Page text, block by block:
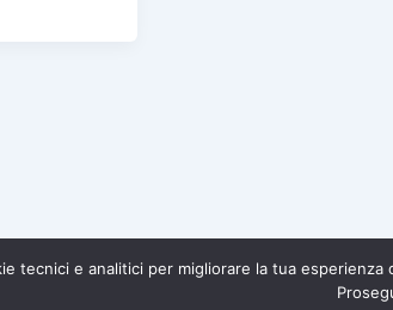
tecnici e analitici per migliorare la tua